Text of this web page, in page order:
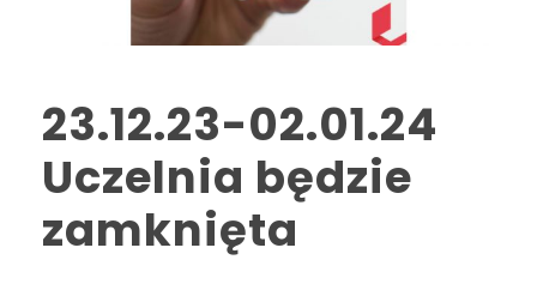
23.12.23-02.01.24
Uczelnia będzie
zamknięta